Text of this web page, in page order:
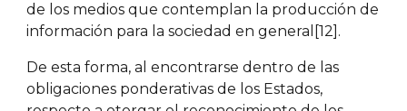
de los medios que contemplan la producción de
información para la sociedad en general[12].
De esta forma, al encontrarse dentro de las
obligaciones ponderativas de los Estados,